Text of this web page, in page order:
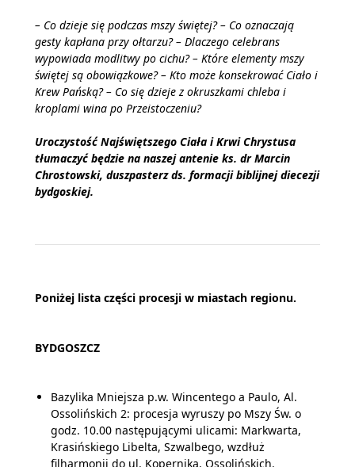
– Co dzieje się podczas mszy świętej? – Co oznaczają
gesty kapłana przy ołtarzu? – Dlaczego celebrans
wypowiada modlitwy po cichu? – Które elementy mszy
świętej są obowiązkowe? – Kto może konsekrować Ciało i
Krew Pańską? – Co się dzieje z okruszkami chleba i
kroplami wina po Przeistoczeniu?
Uroczystość Najświętszego Ciała i Krwi Chrystusa
tłumaczyć będzie na naszej antenie ks. dr Marcin
Chrostowski, duszpasterz ds. formacji biblijnej diecezji
bydgoskiej.
Poniżej lista części procesji w miastach regionu.
BYDGOSZCZ
Bazylika Mniejsza p.w. Wincentego a Paulo, Al.
Ossolińskich 2: procesja wyruszy po Mszy Św. o
godz. 10.00 następującymi ulicami: Markwarta,
Krasińskiego Libelta, Szwalbego, wzdłuż
filharmonii do ul. Kopernika, Ossolińskich.